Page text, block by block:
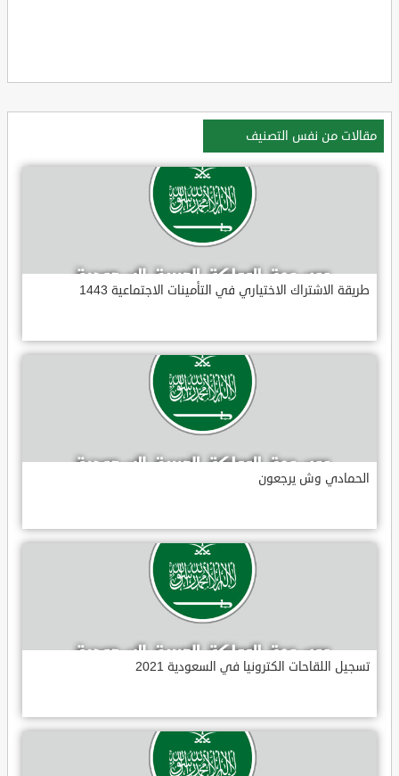
مقالات من نفس التصنيف
طريقة الاشتراك الاختياري في التأمينات الاجتماعية 1443
الحمادي وش يرجعون
تسجيل اللقاحات الكترونيا في السعودية 2021